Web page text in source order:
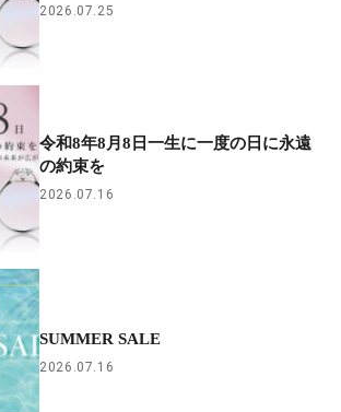
2026.07.25
令和8年8月8日一生に一度の日に永遠
の約束を
2026.07.16
SUMMER SALE
2026.07.16